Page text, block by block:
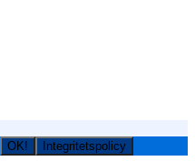
OK! Integritetspolicy